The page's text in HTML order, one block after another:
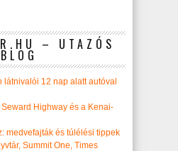
– UTAZÓS
BLOG
látnivalói 12 nap alatt autóval
Highway és a Kenai-
medvefajták és túlélési tippek
Summit One, Times